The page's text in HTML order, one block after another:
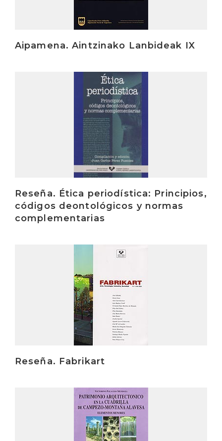
Aipamena. Aintzinako Lanbideak IX
Reseña. Ética periodística: Principios,
códigos deontológicos y normas
complementarias
Reseña. Fabrikart